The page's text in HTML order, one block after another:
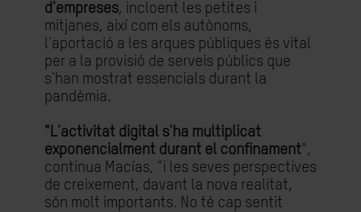
d'empreses, incloent les petites i
mitjanes, així com els autònoms,
l'aportació a les arques públiques és vital
per a la provisió de serveis públics que
s'han mostrat essencials durant la
pandèmia.
"L'activitat digital s'ha multiplicat
exponencialment durant el confinament",
continua Macías, "i les seves perspectives
de creixement, davant la nova realitat,
són molt importants. No té cap sentit